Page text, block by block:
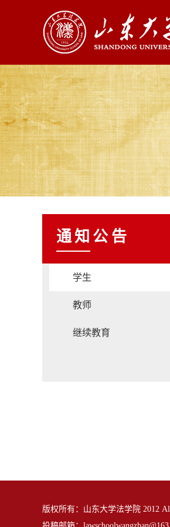
通知公告
学生
教师
继续教育
版权所有：山东大学法学院 2012
投稿邮箱：